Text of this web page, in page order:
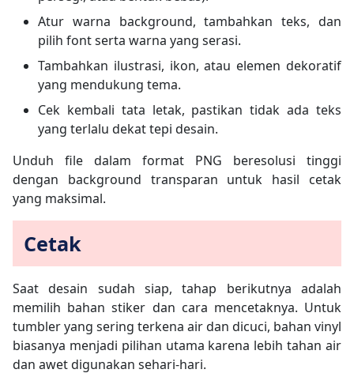
Atur warna background, tambahkan teks, dan
pilih font serta warna yang serasi.
Tambahkan ilustrasi, ikon, atau elemen dekoratif
yang mendukung tema.
Cek kembali tata letak, pastikan tidak ada teks
yang terlalu dekat tepi desain.
Unduh file dalam format PNG beresolusi tinggi
dengan background transparan untuk hasil cetak
yang maksimal.
Cetak​
Saat desain sudah siap, tahap berikutnya adalah
memilih bahan stiker dan cara mencetaknya. Untuk
tumbler yang sering terkena air dan dicuci, bahan vinyl
biasanya menjadi pilihan utama karena lebih tahan air
dan awet digunakan sehari-hari.